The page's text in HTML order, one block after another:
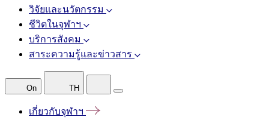
วิจัยและนวัตกรรม
ชีวิตในจุฬาฯ
บริการสังคม
สาระความรู้และข่าวสาร
On TH
เกี่ยวกับจุฬาฯ